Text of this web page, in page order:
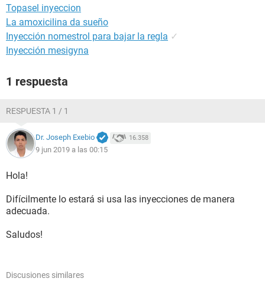
Topasel inyeccion
La amoxicilina da sueño
Inyección nomestrol para bajar la regla ✓
Inyección mesigyna
1 respuesta
RESPUESTA 1 / 1
Dr. Joseph Exebio 16.358
9 jun 2019 a las 00:15
Hola!
Difícilmente lo estará si usa las inyecciones de manera
adecuada.
Saludos!
Discusiones similares